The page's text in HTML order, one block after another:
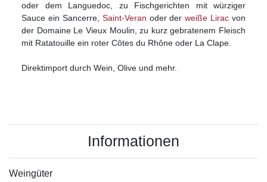
oder dem Languedoc, zu Fischgerichten mit würziger
Sauce ein Sancerre, Saint-Veran oder derweiße Lirac von
der Domaine Le Vieux Moulin, zu kurz gebratenem Fleisch
mit Ratatouille ein roter Côtes du Rhône oder La Clape.
Direktimport durch Wein, Olive und mehr.
Informationen
Weingüter